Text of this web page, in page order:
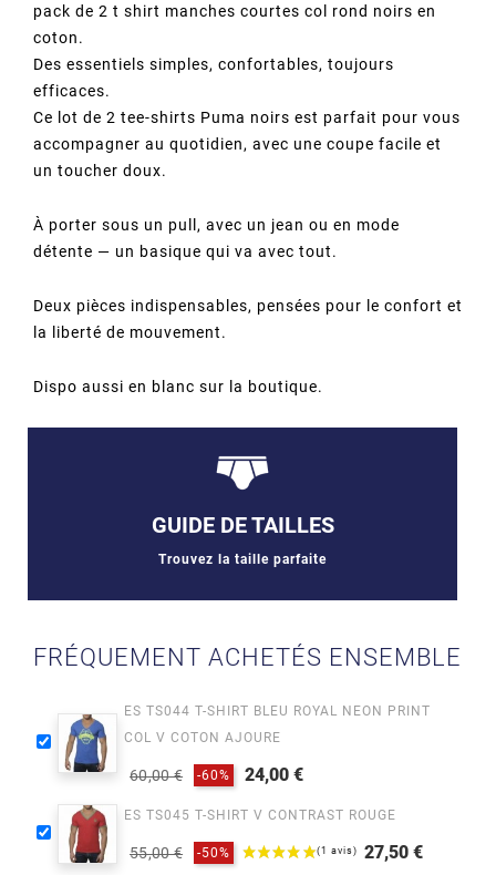
pack de 2 t shirt manches courtes col rond noirs en
coton.
Des essentiels simples, confortables, toujours
efficaces.
Ce lot de 2 tee-shirts Puma noirs est parfait pour vous
accompagner au quotidien, avec une coupe facile et
un toucher doux.
À porter sous un pull, avec un jean ou en mode
détente — un basique qui va avec tout.
Deux pièces indispensables, pensées pour le confort et
la liberté de mouvement.
Dispo aussi en blanc sur la boutique.
GUIDE DE TAILLES
Trouvez la taille parfaite
FRÉQUEMENT ACHETÉS ENSEMBLE
ES TS044 T-SHIRT BLEU ROYAL NEON PRINT
COL V COTON AJOURE
Prix
​​
habituel
60,00 € -60%
Prix 24,00 €
ES TS045 T-SHIRT V CONTRAST ROUGE
Prix
55,00 € -50%
Prix 27,50 €